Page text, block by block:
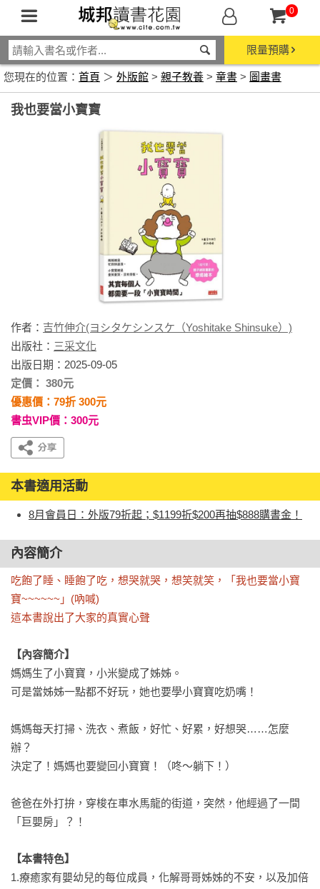
0
限量預購
您現在的位置： 首頁 ＞ 外版館 > 親子教養 > 童書 > 圖畫書
我也要當小寶寶
作者： 吉竹伸介(ヨシタケシンスケ（Yoshitake Shinsuke）)
出版社： 三采文化
出版日期：2025-09-05
定價： 380元
優惠價：79折 300元
書虫VIP價：300元
本書適用活動
8月會員日：外版79折起；$1199折$200再抽$888購書金！
內容簡介
吃飽了睡、睡飽了吃，想哭就哭，想笑就笑，「我也要當小寶
寶~~~~~~」(吶喊)
這本書說出了大家的真實心聲
【內容簡介】
媽媽生了小寶寶，小米變成了姊姊。
可是當姊姊一點都不好玩，她也要學小寶寶吃奶嘴！
媽媽每天打掃、洗衣、煮飯，好忙、好累，好想哭……怎麼
辦？
決定了！媽媽也要變回小寶寶！（咚～躺下！）
爸爸在外打拚，穿梭在車水馬龍的街道，突然，他經過了一間
「巨嬰房」？！
【本書特色】
1.療癒家有嬰幼兒的每位成員，化解哥哥姊姊的不安，以及加倍